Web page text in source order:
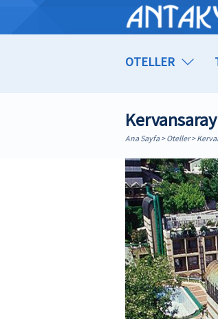
OTELLER
Ana Sayfa>Oteller>